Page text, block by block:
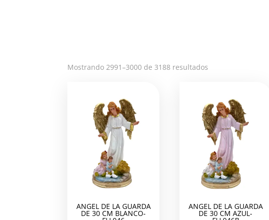
Mostrando 2991–3000 de 3188 resultados
últimos
ANGEL DE LA GUARDA
DE 30 CM BLANCO-
ANGEL DE LA GUARDA
DE 30 CM AZUL-